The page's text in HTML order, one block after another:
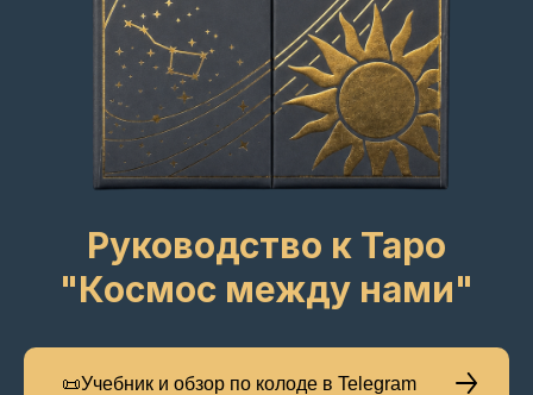
Руководство к Таро
"Космос между нами"
📜Учебник и обзор по колоде в Telegram